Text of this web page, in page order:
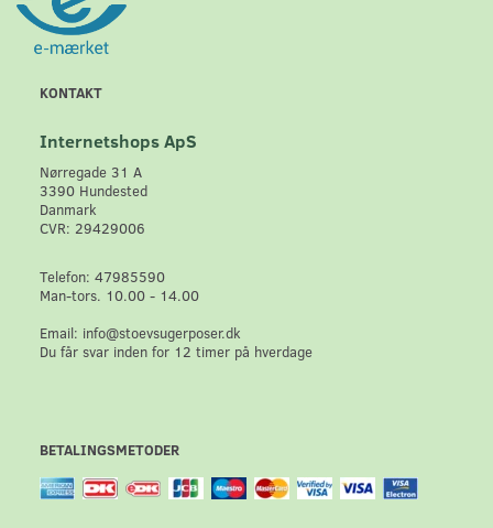
KONTAKT
Internetshops ApS
Nørregade 31 A
3390 Hundested
Danmark
CVR: 29429006
Telefon: 47985590
Man-tors. 10.00 - 14.00
Email: info@stoevsugerposer.dk
Du får svar inden for 12 timer på hverdage
BETALINGSMETODER